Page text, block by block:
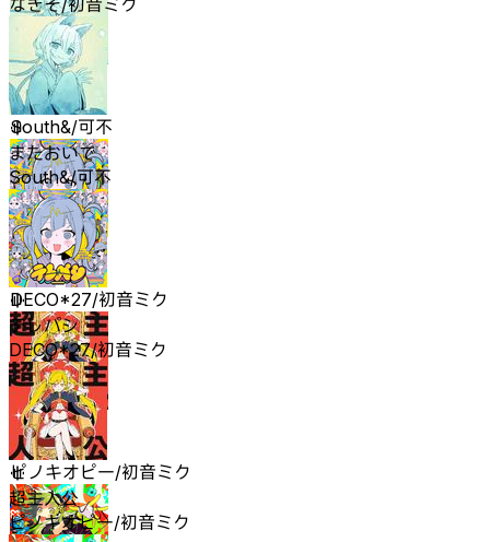
またおいで
South&/可不
テレパシ
DECO*27/初音ミク
超主人公
ピノキオピー/初音ミク
またおいで
South&/可不
テレパシ
DECO*27/初音ミク
超主人公
ピノキオピー/初音ミク